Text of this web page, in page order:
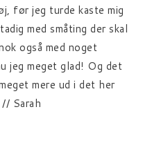
før jeg turde kaste mig
med småting der skal
også med noget
jeg meget glad! Og det
mere ud i det her
Sarah